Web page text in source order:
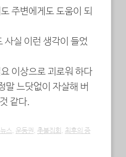
주변에게도 도움이 되
실 이런 생각이 들었
이상으로 괴로워 하다
말 느닷없이 자살해 버
같다.
스, 운동권, 촛불집회 , 최후의 증